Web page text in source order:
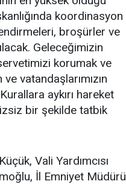
koordinasyon
broşürler ve
Geleceğimizin
korumak ve
vatandaşlarımızın
aykırı hareket
bir şekilde tatbik
Vali Yardımcısı
İl Emniyet Müdürü